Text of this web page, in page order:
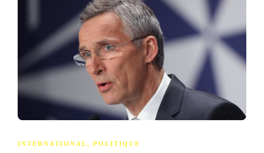
INTERNATIONAL, POLITIQUE